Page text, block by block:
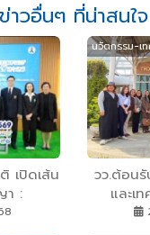
ข่าวอื่นๆ ที่น่าสนใจ
เปิดเส้น
า :
บทเรียน
นวัตกรรม-เท
วว.ต้อน
และเ
ฟิลิปปิน